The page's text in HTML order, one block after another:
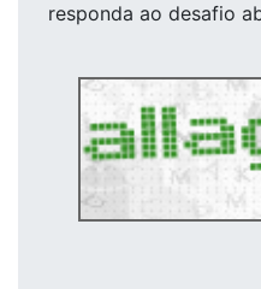
responda ao desafio